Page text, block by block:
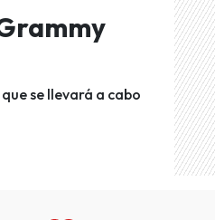
se llevará a cabo